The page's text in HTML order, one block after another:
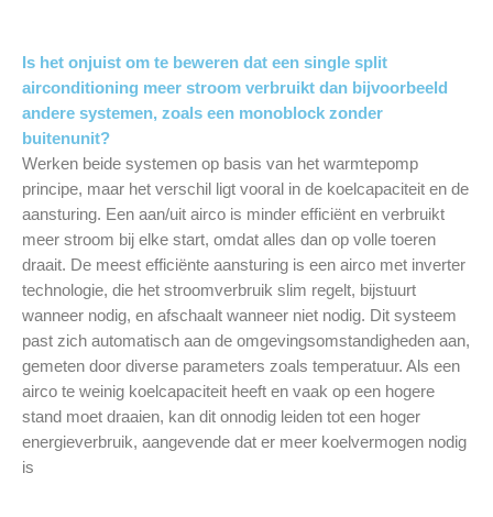
Is het onjuist om te beweren dat een single split
airconditioning meer stroom verbruikt dan bijvoorbeeld
andere systemen, zoals een monoblock zonder
buitenunit?
Werken beide systemen op basis van het warmtepomp
principe, maar het verschil ligt vooral in de koelcapaciteit en de
aansturing. Een aan/uit airco is minder efficiënt en verbruikt
meer stroom bij elke start, omdat alles dan op volle toeren
draait. De meest efficiënte aansturing is een airco met inverter
technologie, die het stroomverbruik slim regelt, bijstuurt
wanneer nodig, en afschaalt wanneer niet nodig. Dit systeem
past zich automatisch aan de omgevingsomstandigheden aan,
gemeten door diverse parameters zoals temperatuur. Als een
airco te weinig koelcapaciteit heeft en vaak op een hogere
stand moet draaien, kan dit onnodig leiden tot een hoger
energieverbruik, aangevende dat er meer koelvermogen nodig
is